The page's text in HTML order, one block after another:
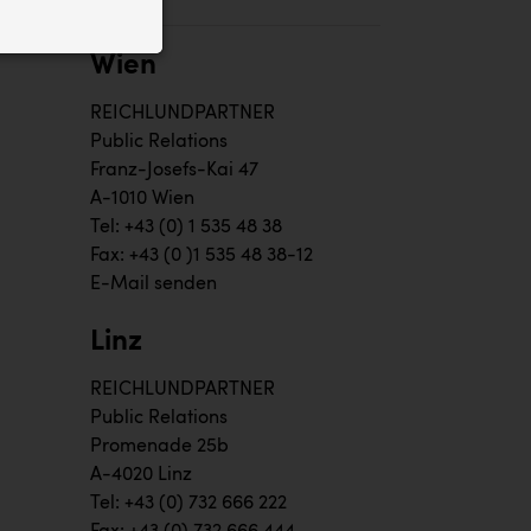
Wien
REICHLUNDPARTNER
Public Relations
Franz-Josefs-Kai 47
A-1010 Wien
Tel: +43 (0) 1 535 48 38
Fax: +43 (0 )1 535 48 38-12
E-Mail senden
Linz
REICHLUNDPARTNER
Public Relations
Promenade 25b
A-4020 Linz
Tel: +43 (0) 732 666 222
Website